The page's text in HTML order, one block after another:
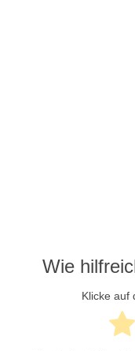
Wie
Klicke auf